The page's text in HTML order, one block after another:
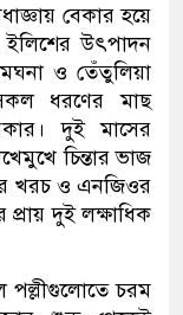
বেকার হয়ে
ইলিশের উৎপাদন
ও তেঁতুলিয়া
ধরণের মাছ
দুই মাসের
চিন্তার ভাজ
খরচ ও এনজিওর
প্রায় দুই লক্ষাধিক
চরম